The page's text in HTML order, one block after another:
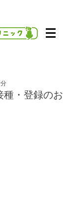
種・登録のお